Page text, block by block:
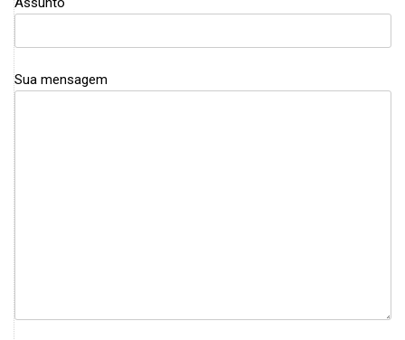
Sua mensagem